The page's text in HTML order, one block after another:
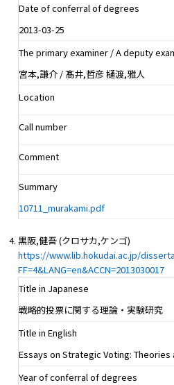
Date of conferral of degrees
2013-03-25
The primary examiner / A deputy
宮本,謙介 / 髙井,哲彦 樋渡,雅人
Location
Call number
Comment
Summary
10711_murakami.pdf
黒阪,健吾 (クロサカ,ケンゴ)
https://www.lib.hokudai.ac.jp/
FF=4&LANG=en&ACCN=2013030017
Title in Japanese
戦略的投票に関する理論・実験研究
Title in English
Essays on Strategic Voting: Theories
Year of conferral of degrees